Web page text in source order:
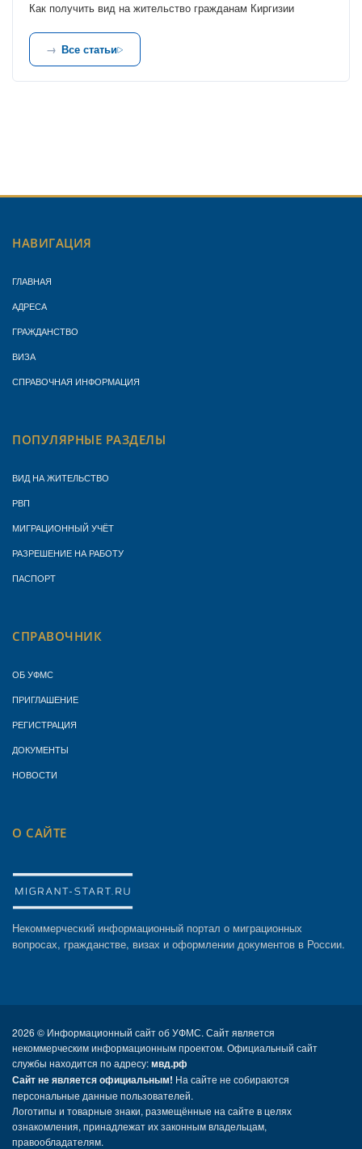
Как получить вид на жительство гражданам Киргизии
Все статьи
НАВИГАЦИЯ
ГЛАВНАЯ
АДРЕСА
ГРАЖДАНСТВО
ВИЗА
СПРАВОЧНАЯ ИНФОРМАЦИЯ
ПОПУЛЯРНЫЕ РАЗДЕЛЫ
ВИД НА ЖИТЕЛЬСТВО
РВП
МИГРАЦИОННЫЙ УЧЁТ
РАЗРЕШЕНИЕ НА РАБОТУ
ПАСПОРТ
СПРАВОЧНИК
ОБ УФМС
ПРИГЛАШЕНИЕ
РЕГИСТРАЦИЯ
ДОКУМЕНТЫ
НОВОСТИ
О САЙТЕ
Некоммерческий информационный портал о миграционных
вопросах, гражданстве, визах и оформлении документов в России.
2026 © Информационный сайт об УФМС. Сайт является
некоммерческим информационным проектом. Официальный сайт
службы находится по адресу:мвд.рф
Сайт не является официальным! На сайте не собираются
персональные данные пользователей.
Логотипы и товарные знаки, размещённые на сайте в целях
ознакомления, принадлежат их законным владельцам,
правообладателям.